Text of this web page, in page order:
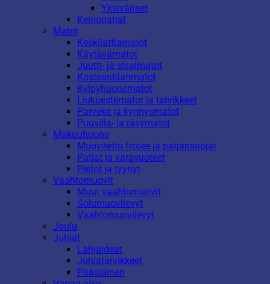
Yksiväriset
Keinonahat
Matot
Keskilattiamatot
Käytävämatot
Juutti- ja sisalmatot
Kosteantilanmatot
Kylpyhuonematot
Liukuestematot ja tarvikkeet
Parveke ja kynnysmatot
Puuvilla- ja räsymatot
Makuuhuone
Muovitettu frotee ja patjansuojat
Patjat ja varavuoteet
Peitot ja tyynyt
Vaahtomuovit
Muut vaahtomuovit
Solumuovilevyt
Vaahtomuovilevyt
Joulu
Juhlat
Lahjaideat
Juhlatarvikkeet
Pääsiäinen